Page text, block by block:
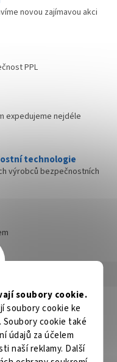
soubory cookie.
soubory cookie ke
cookie také
údajů za účelem
naší reklamy. Další
novou zajímavou akci
PPL
expedujeme nejdéle
technologie
výrobců bezpečnostních